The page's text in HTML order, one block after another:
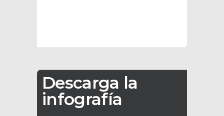
Descarga la
infografía